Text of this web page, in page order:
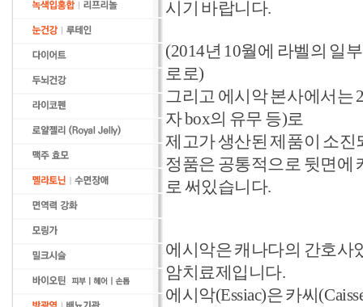
시기 바랍니다.
(2014년 10월에 라벨의 일
로로)
그리고 에시악 본사에서는
자 box의 유무 등)로
제고가 생산된 제품이 소
정품은 공통적으로 뒷면에
로 써있습니다.
에시악은 캐나다의 간호사
암치료제입니다.
에시악(Essiac)은 카씨